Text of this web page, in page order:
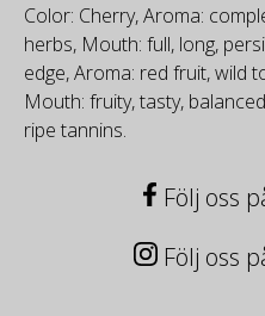
Color: Cherry, Aroma:
herbs, Mouth: full, long,
edge, Aroma: red fruit, wild
Mouth: fruity, tasty,
ripe tannins.
Följ oss
Följ oss